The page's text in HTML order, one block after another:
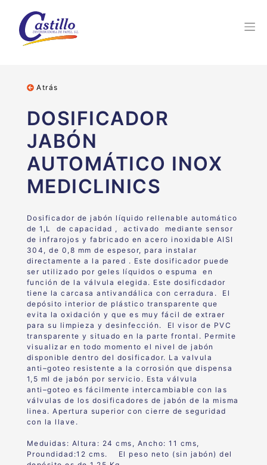
Atrás
DOSIFICADOR
JABÓN
AUTOMÁTICO INOX
MEDICLINICS
Dosificador de jabón líquido rellenable automático
de 1,L de capacidad , activado mediante sensor
de infrarojos y fabricado en acero inoxidable AISI
304, de 0,8 mm de espesor, para instalar
directamente a la pared . Este dosificador puede
ser utilizado por geles líquidos o espuma en
función de la válvula elegida. Este dosificdador
tiene la carcasa antivandálica con cerradura. El
depósito interior de plástico transparenteque
evita laoxidación y que es muy fácil de extraer
para su limpieza ydesinfección. El visorde PVC
transparente y situadoen la parte frontal. Permite
visualizar en todo momento el nivel de jabón
disponible dentro del dosificador. La valvula
anti –goteo resistente a la corrosiónque dispensa
1,5 ml de jabón por servicio. Esta válvula
anti –goteoes fácilmente intercambiable con las
válvulas de los dosificadores de jabón de la misma
linea.Apertura superior con cierre de seguridad
con la llave.
Meduidas: Altura: 24 cms, Ancho: 11 cms,
Proundidad:12 cms. El peso neto (sin jabón) del